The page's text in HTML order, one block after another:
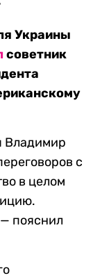
Украины
советник
Владимир
с
в целом
пояснил